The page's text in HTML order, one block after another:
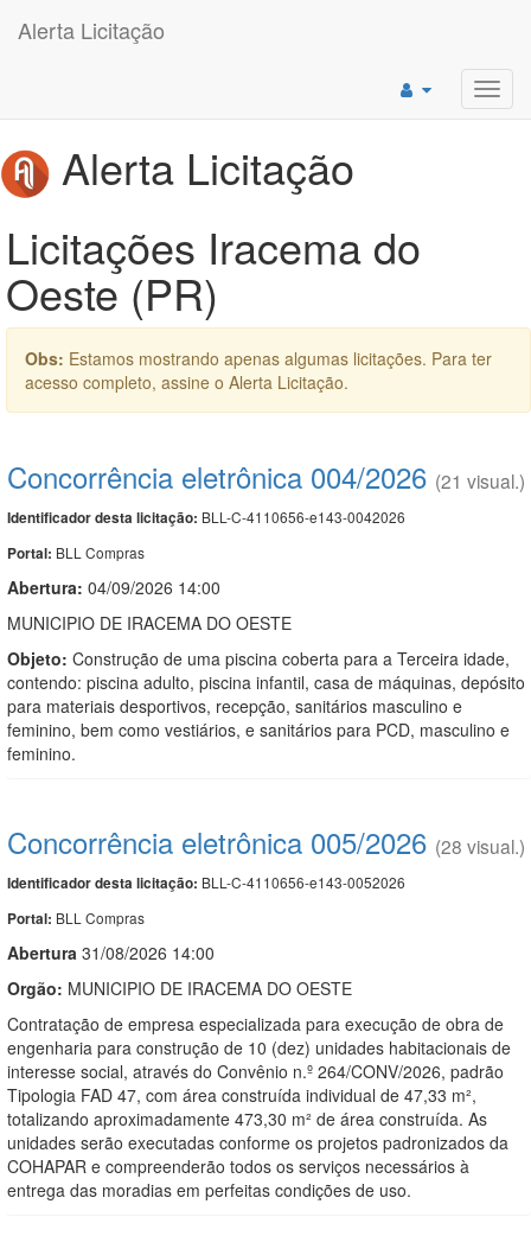
Alerta Licitação
Alerta Licitação
Licitações Iracema do
Oeste (PR)
Obs: Estamos mostrando apenas algumas licitações. Para ter
acesso completo, assine o Alerta Licitação.
Concorrência eletrônica 004/2026 (21 visual.)
Identificador desta licitação: BLL-C-4110656-e143-0042026
Portal: BLL Compras
Abertura: 04/09/2026 14:00
MUNICIPIO DE IRACEMA DO OESTE
Objeto: Construção de uma piscina coberta para a Terceira idade,
contendo: piscina adulto, piscina infantil, casa de máquinas, depósito
para materiais desportivos, recepção, sanitários masculino e
feminino, bem como vestiários, e sanitários para PCD, masculino e
feminino.
Concorrência eletrônica 005/2026 (28 visual.)
Identificador desta licitação: BLL-C-4110656-e143-0052026
Portal: BLL Compras
Abertura 31/08/2026 14:00
Orgão: MUNICIPIO DE IRACEMA DO OESTE
Contratação de empresa especializada para execução de obra de
engenharia para construção de 10 (dez) unidades habitacionais de
interesse social, através do Convênio n.º 264/CONV/2026, padrão
Tipologia FAD 47, com área construída individual de 47,33 m²,
totalizando aproximadamente 473,30 m² de área construída. As
unidades serão executadas conforme os projetos padronizados da
COHAPAR e compreenderão todos os serviços necessários à
entrega das moradias em perfeitas condições de uso.